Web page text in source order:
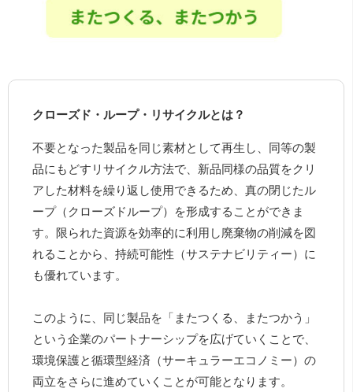
クローズド・ループ・リサイクルとは？
不要となった製品を同じ素材として再生し、同等の製
品にもどすリサイクル方法で、新品同様の品質をクリ
アした材料を繰り返し使用できるため、真の閉じたル
ープ（クローズドループ）を形成することができま
す。限られた資源を効率的に利用し廃棄物の削減を図
れることから、持続可能性（サステナビリティー）に
も優れています。
このように、同じ製品を「またつくる、またつかう」
という企業のパートナーシップを広げていくことで、
環境保護と循環型経済（サーキュラーエコノミー）の
両立をさらに進めていくことが可能となります。